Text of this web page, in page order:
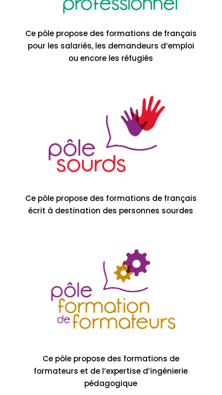
Ce pôle propose des formations de français
pour les salariés, les demandeurs d’emploi
ou encore les réfugiés
Pôle formation de formateurs
Ce pôle propose des formations de français
écrit à destination des personnes sourdes
Ce pôle propose des formations de
formateurs et de l’expertise d’ingénierie
pédagogique